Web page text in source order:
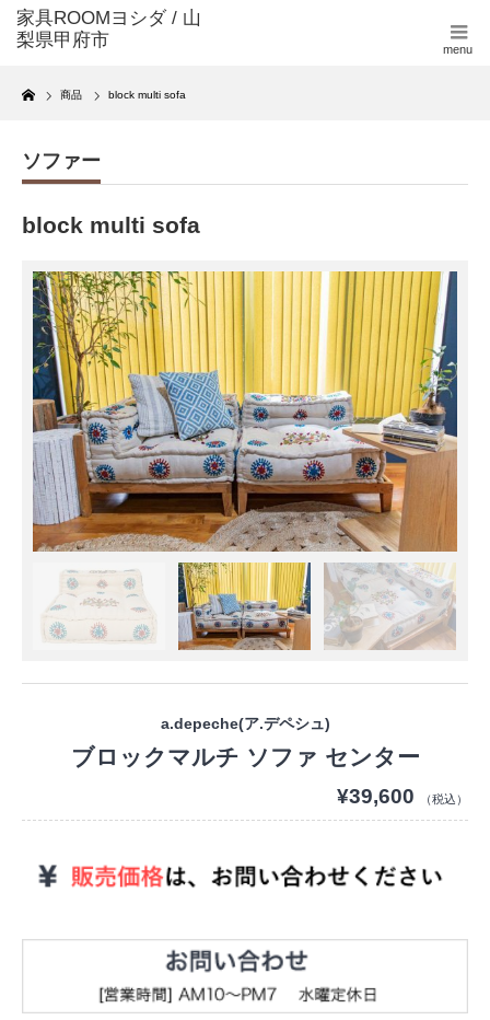
menu
Home
商品 block multi sofa
ソファー
block multi sofa
a.depeche(ア.デペシュ)
ブロックマルチ ソファ センター
¥39,600 （税込）